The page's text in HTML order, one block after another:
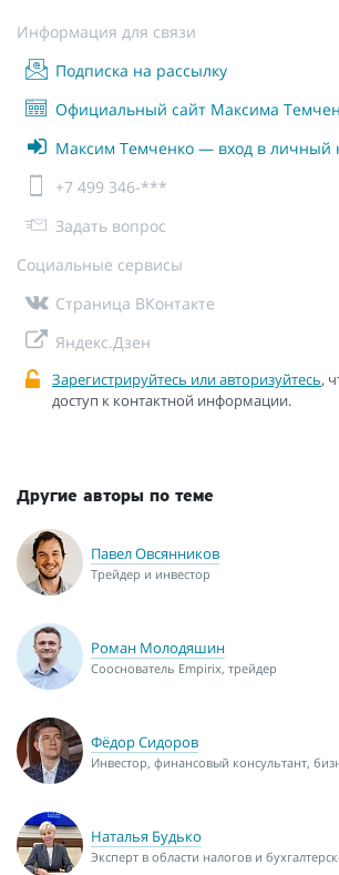
Информация для связи
Подписка на рассылку
Официальный сайт Максима
Максим Темченко — вход в личный
+7 499 346-***
Задать вопрос
Социальные сервисы
Страница ВКонтакте
Яндекс.Дзен
Зарегистрируйтесь или авторизуйтесь,
доступ к контактной информации.
Другие авторы по теме
Павел Овсянников
Трейдер и инвестор
Роман Молодяшин
Сооснователь Empirix, трейдер
Фёдор Сидоров
Инвестор, финансовый консультант,
Наталья Будько
Эксперт в области налогов и